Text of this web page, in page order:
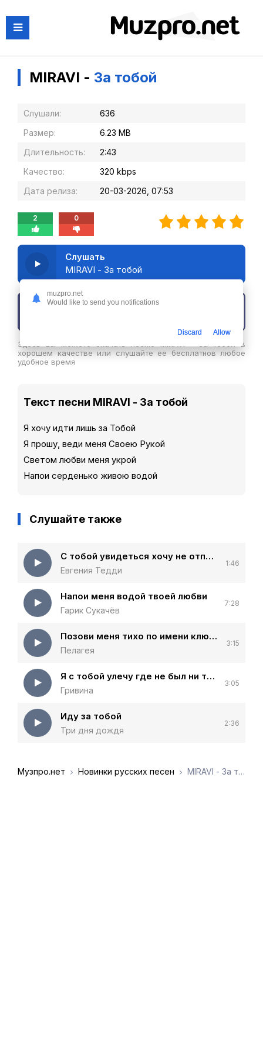
MIRAVI - За тобой
Слушали:
636
Размер:
6.23 MB
Длительность:
2:43
Качество:
320 kbps
Дата релиза:
20-03-2026, 07:53
2 0
Слушать
MIRAVI - За тобой
Здесь вы можете скачать песню MIRAVI - За тобой в
хорошем качестве или слушайте ее бесплатнов любое
удобное время
Текст песни MIRAVI - За тобой
Я хочу идти лишь за Тобой
Я прошу, веди меня Своею Рукой
Светом любви меня укрой
Напои серденько живою водой
Слушайте также
С тобой увидеться хочу не отпускать
Евгения Тедди
1:46
Напои меня водой твоей любви
Гарик Сукачёв
7:28
Позови меня тихо по имени ключевой водой напои меня
Пелагея
3:15
Я с тобой улечу где не был ни ты ни я
Гривина
3:05
Иду за тобой
Три дня дождя
2:36
Музпро.нет Новинки русских песен MIRAVI - За тобой
muzpro.net
Would like to send you notifications
Discard Allow